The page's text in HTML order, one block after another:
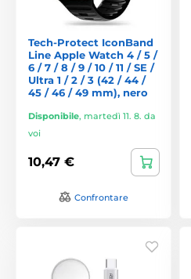
Tech-Protect IconBand
Line Apple Watch 4 / 5 /
6 / 7 / 8 / 9 / 10 / 11 / SE /
Ultra 1 / 2 / 3 (42 / 44 /
45 / 46 / 49 mm), nero
Disponibile, martedì 11. 8. da
voi
10,47 €
Confrontare